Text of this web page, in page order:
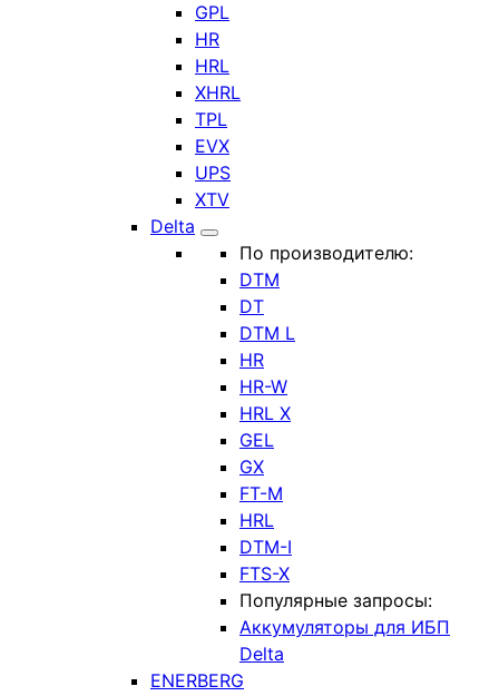
GPL
HR
HRL
XHRL
TPL
EVX
UPS
XTV
Delta
По производителю:
DTM
DT
DTM L
HR
HR-W
HRL X
GEL
GX
FT-M
HRL
DTM-I
FTS-X
Популярные запросы:
Аккумуляторы для ИБП
Delta
ENERBERG